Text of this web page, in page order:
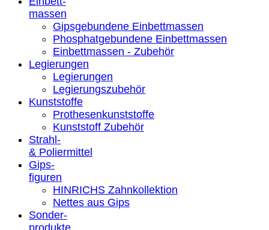
massen
Gipsgebundene Einbettmassen
Phosphatgebundene Einbettmassen
Einbettmassen - Zubehör
Legierungen
Legierungen
Legierungszubehör
Kunststoffe
Prothesenkunststoffe
Kunststoff Zubehör
Strahl-
& Poliermittel
Gips-
figuren
HINRICHS Zahnkollektion
Nettes aus Gips
Sonder-
produkte